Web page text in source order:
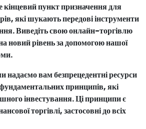
пункт призначення для
які шукають передові інструменти
Виведіть свою онлайн-торгівлю
новий рівень за допомогою нашої
вам безпрецедентні ресурси
принципів, які
інвестування. Ці принципи є
торгівлі, застосовні до всіх